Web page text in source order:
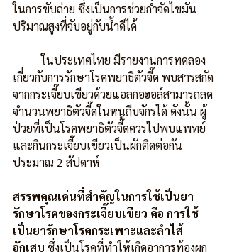
ในการขับถ่าย ซึ่งเป็นการช่วยกำจัดไขมัน
ปริมาณสูงที่จับอยู่กับน้ำดีได้
ในประเทศไทย มีรายงานการทดลอง
เกี่ยวกับการรักษาโรคพยาธิตัวจี๊ด พบสารสกัด
จากกระเจี๊ยบเขียวด้วยแอลกอฮอล์สามารถลด
จำนวนพยาธิตัวจี๊ดในหนูถีบจักรได้ ดังนั้น ผู้
ป่วยที่เป็นโรคพยาธิตัวจี๊ดควรไปพบแพทย์
และกินกระเจี๊ยบเขียวเป็นผักติดต่อกัน
ประมาณ 2 สัปดาห์
สรรพคุณเด่นที่สำคัญในการใช้เป็นยา
รักษาโรคของกระเจี๊ยบเขียว คือ การใช้
เป็นยารักษาโรคกระเพาะและลำไส้
อักเสบ ซึ่งเป็นโรคที่ทำให้เกิดอาการท้องผูก